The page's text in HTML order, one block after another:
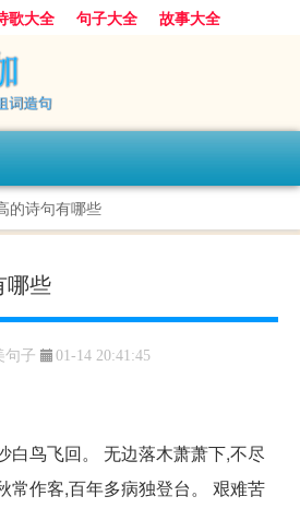
歌大全 句子大全
故事大全
文欣赏
的诗句有哪些
哪些
句子 01-14 20:41:45
白鸟飞回。 无边落木萧萧下,不尽
常作客,百年多病独登台。 艰难苦